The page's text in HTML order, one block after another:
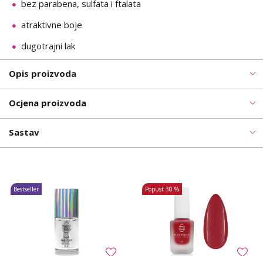
bez parabena, sulfata i ftalata
atraktivne boje
dugotrajni lak
Opis proizvoda
Ocjena proizvoda
Sastav
Bestseller Popust 30 %